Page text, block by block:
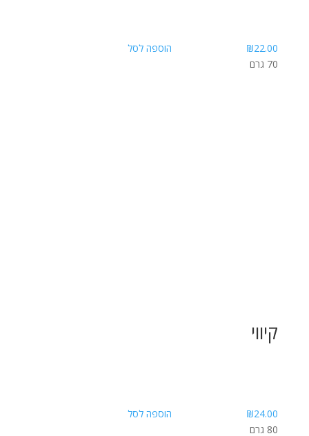
₪22.00
הוספה לסל
70 גרם
קיווי
₪24.00
הוספה לסל
80 גרם